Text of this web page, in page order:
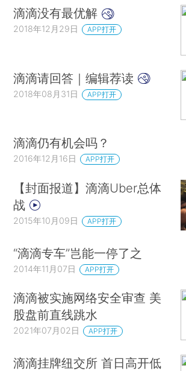
滴滴没有最优解
2018年12月29日 APP打开
滴滴请回答｜编辑荐读
2018年08月31日 APP打开
滴滴仍有机会吗？
2016年12月16日 APP打开
【封面报道】滴滴Uber总体
战
2015年10月09日 APP打开
“滴滴专车”岂能一停了之
2014年11月07日 APP打开
滴滴被实施网络安全审查 美
股盘前直线跳水
2021年07月02日 APP打开
滴滴挂牌纽交所 首日高开低